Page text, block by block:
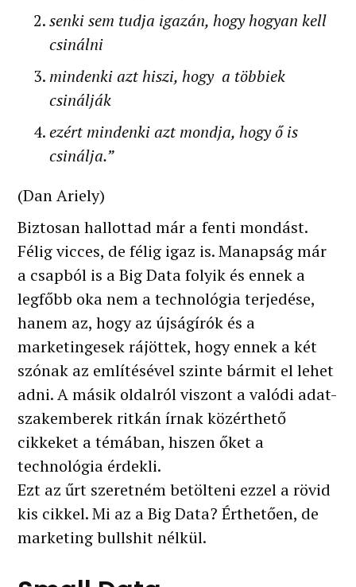
senki sem tudja igazán, hogy hogyan kell
csinálni
mindenki azt hiszi, hogy a többiek
csinálják
ezért mindenki azt mondja, hogy ő is
csinálja.”
(Dan Ariely)
Biztosan hallottad már a fenti mondást.
Félig vicces, de félig igaz is. Manapság már
a csapból is a Big Data folyik és ennek a
legfőbb oka nem a technológia terjedése,
hanem az, hogy az újságírók és a
marketingesek rájöttek, hogy ennek a két
szónak az említésével szinte bármit el lehet
adni. A másik oldalról viszont a valódi adat-
szakemberek ritkán írnak közérthető
cikkeket a témában, hiszen őket a
technológia érdekli.
Ezt az űrt szeretném betölteni ezzel a rövid
kis cikkel. Mi az a Big Data? Érthetően, de
marketing bullshit nélkül.